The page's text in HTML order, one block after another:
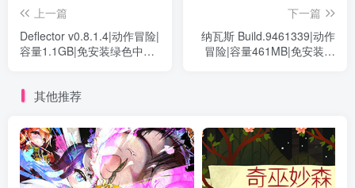
上一篇
Deflector v0.8.1.4|动作冒险|
容量1.1GB|免安装绿色中文
下一篇
纳瓦斯 Build.9461339|动作
冒险|容量461MB|免安装绿
其他推荐